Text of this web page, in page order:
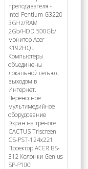
преподавателя -
Intel Pentium G3220
3GHz/RAM
2Gb/HDD 500Gb/
монитор Acer
K192HQL
Компьютеры
объединены
локальной сетью с
выходом в
Интернет.
Переносное
мультимедийное
оборудование
Экран на треноге
CACTUS Triscreen
CS-PST-124x221
Проектор ACER BS-
312 Колонки Genius
SP-P100